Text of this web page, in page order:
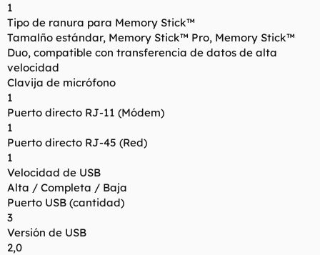
1
Tipo de ranura para Memory Stick™
Tamalño estándar, Memory Stick™ Pro, Memory Stick™
Duo, compatible con transferencia de datos de alta
velocidad
Clavija de micrófono
1
Puerto directo RJ-11 (Módem)
1
Puerto directo RJ-45 (Red)
1
Velocidad de USB
Alta / Completa / Baja
Puerto USB (cantidad)
3
Versión de USB
2,0